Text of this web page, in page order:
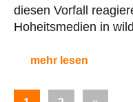
diesen Vorfall
Hoheitsmedien in
mehr lesen